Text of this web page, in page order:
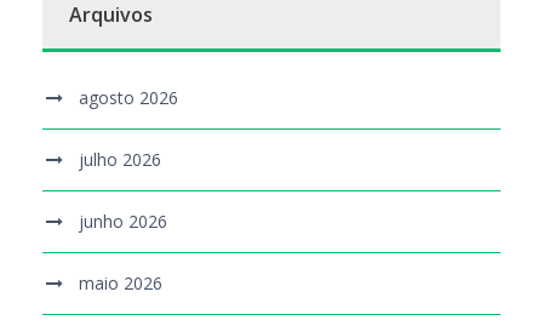
Arquivos
agosto 2026
julho 2026
junho 2026
maio 2026